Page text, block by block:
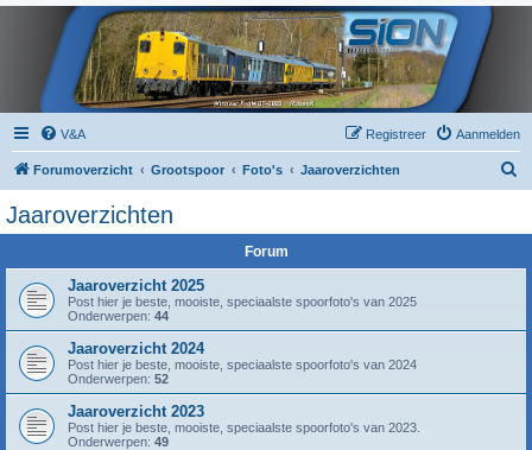
V&A Aanmelden
Registreer
Forumoverzicht Grootspoor Foto's Jaaroverzichten
Jaaroverzichten
Forum
Jaaroverzicht 2025
Post hier je beste, mooiste, speciaalste spoorfoto's van 2025
Onderwerpen: 44
Jaaroverzicht 2024
Post hier je beste, mooiste, speciaalste spoorfoto's van 2024
Onderwerpen: 52
Jaaroverzicht 2023
Post hier je beste, mooiste, speciaalste spoorfoto's van 2023.
Onderwerpen: 49